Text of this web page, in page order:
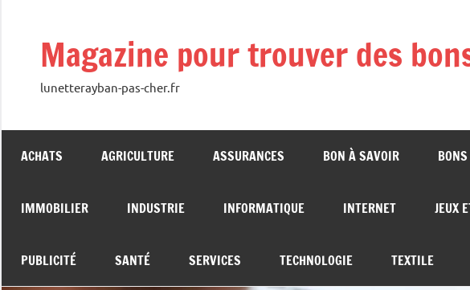
contenuMagazine pour trouver des
lunetterayban-pas-cher.fr
ACHATS AGRICULTURE ASSURANCES BON À SAVOIR
IMMOBILIER INDUSTRIE INFORMATIQUE INTERNET JEUX
PUBLICITÉ SANTÉ SERVICES TECHNOLOGIE TEXTILE